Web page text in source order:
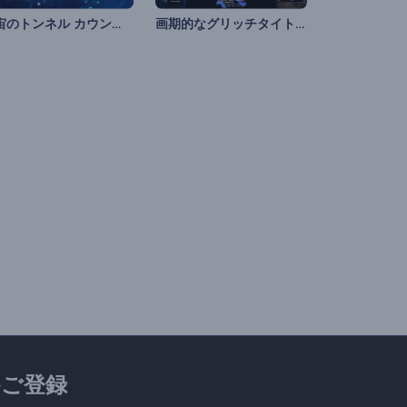
宇宙のトンネル カウントダウンのイントロ 画期的なグリッチタイトルセット
登録